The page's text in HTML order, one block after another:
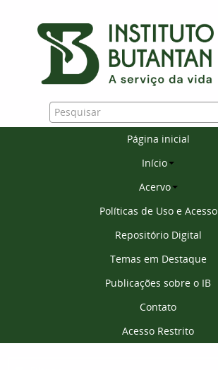
Página inicial
Início
Acervo
Políticas de Uso e Acesso
Repositório Digital
Temas em Destaque
Publicações sobre o IB
Contato
Acesso Restrito